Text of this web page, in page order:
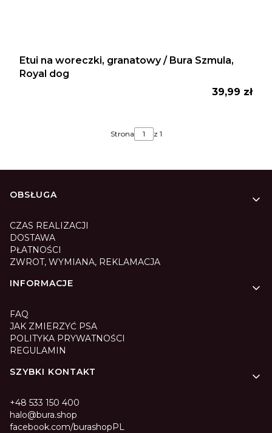
Etui na woreczki, granatowy / Bura Szmula,
Royal dog
Cena
39,99 zł
Strona z 1
Linki w stopce
OBSŁUGA
CZAS REALIZACJI
DOSTAWA
PŁATNOŚCI
ZWROT, WYMIANA, REKLAMACJA
INFORMACJE
FAQ
JAK ZMIERZYĆ PSA
POLITYKA PRYWATNOŚCI
REGULAMIN
SZYBKI KONTAKT
+48 533 150 400
halo@bura.shop
facebook.com/burashopPL